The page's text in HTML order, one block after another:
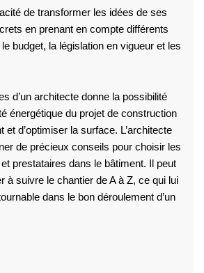
de transformer les idées de ses
en prenant en compte différents
budget, la législation en vigueur et les
d’un architecte donne la possibilité
énergétique du projet de construction
et d’optimiser la surface. L’architecte
de précieux conseils pour choisir les
prestataires dans le bâtiment. Il peut
à suivre le chantier de A à Z, ce qui lui
dans le bon déroulement d’un